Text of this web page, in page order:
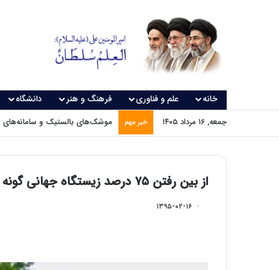
خانه علم و فناوری فرهنگ و هنر دانشگاه
جمعه, ۱۶ مرداد ۱۴۰۵ خبر مهم موشک‌های بالستیک و سامانه‌های
از بین رفتن ۷۵ درصد زیستگاه جهانی گونه های پلنگ
۱۳۹۵-۰۲-۱۶